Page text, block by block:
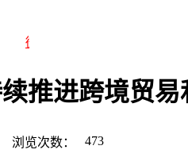
机黄金广告位赞助商链接，购买
推进跨境贸
浏览次数： 473